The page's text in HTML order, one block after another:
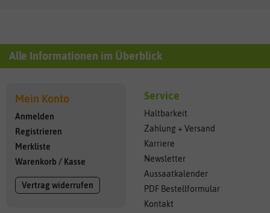
Alle Informationen im Überblick
Mein Konto
Anmelden
Registrieren
Merkliste
Warenkorb / Kasse
Vertrag widerrufen
Service
Haltbarkeit
Zahlung + Versand
Karriere
Newsletter
Aussaatkalender
PDF Bestellformular
Kontakt